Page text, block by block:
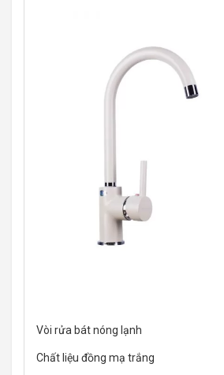
Vòi rửa bát nóng lạnh
Chất liệu đồng mạ trắng